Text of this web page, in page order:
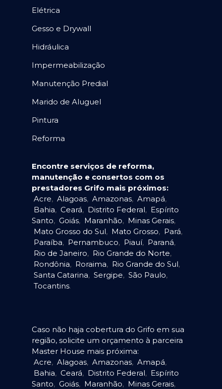
Elétrica
Gesso e Drywall
Hidráulica
Impermeabilização
Manutenção Predial
Marido de Aluguel
Pintura
Reforma
Encontre serviços de reforma,
manutenção e consertos com os
prestadores Grifo mais próximos:
Acre, Alagoas, Amazonas, Amapá,
Bahia, Ceará, Distrito Federal, Espírito
Santo, Goiás, Maranhão, Minas Gerais,
Mato Grosso do Sul, Mato Grosso, Pará,
Paraíba, Pernambuco, Piauí, Paraná,
Rio de Janeiro, Rio Grande do Norte,
Rondônia, Roraima, Rio Grande do Sul,
Santa Catarina, Sergipe, São Paulo,
Tocantins.
Caso não haja cobertura do Grifo em sua
região, solicite um orçamento à parceira
Master House mais próxima:
Acre, Alagoas, Amazonas, Amapá,
Bahia, Ceará, Distrito Federal, Espírito
Santo, Goiás, Maranhão, Minas Gerais,